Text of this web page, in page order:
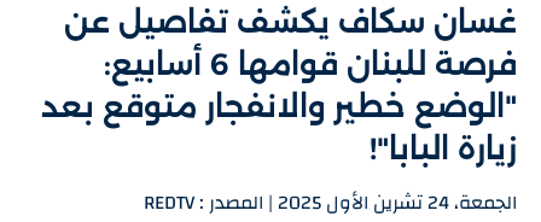
غسان سكاف يكشف تفاصيل عن
فرصة للبنان قوامها 6 أسابيع:
"الوضع خطير والانفجار متوقع بعد
زيارة البابا"!
الجمعة، 24 تشرين الأول 2025 | المصدر : REDTV